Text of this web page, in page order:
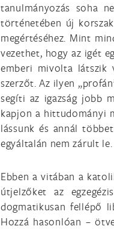
tanulmányozás soha
történetében új
megértéséhez. Mint
vezethet, hogy az igét
emberi mivolta látszik
szerzőt. Az ilyen
segíti az igazság jobb
kapjon a hittudományi
lássunk és annál
egyáltalán nem zárult le.
Ebben a vitában a
útjelzőket az
dogmatikusan fellépő
Hozzá hasonlóan –